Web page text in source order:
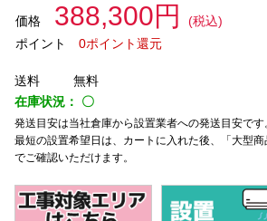
価格 388,300円
(税込)
ポイント
0ポイント還元
送料
無料
在庫状況： 〇
発送目安は当社倉庫から設置業者への発送目安です
最短の設置希望日は、カートに入れた後、「大型
でご確認いただけます。